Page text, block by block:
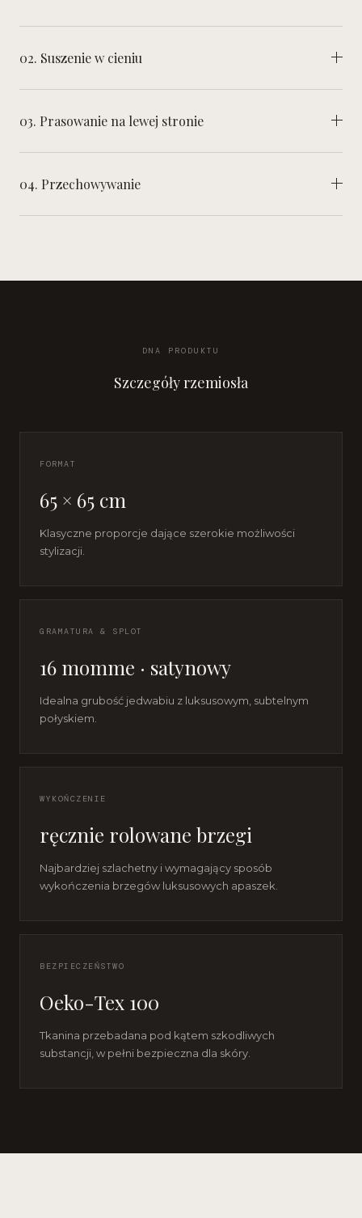
02. Suszenie w cieniu
03. Prasowanie na lewej stronie
04. Przechowywanie
DNA PRODUKTU
Szczegóły rzemiosła
FORMAT
65 × 65 cm
Klasyczne proporcje dające szerokie możliwości
stylizacji.
GRAMATURA & SPLOT
16 momme · satynowy
Idealna grubość jedwabiu z luksusowym, subtelnym
połyskiem.
WYKOŃCZENIE
ręcznie rolowane brzegi
Najbardziej szlachetny i wymagający sposób
wykończenia brzegów luksusowych apaszek.
BEZPIECZEŃSTWO
Oeko-Tex 100
Tkanina przebadana pod kątem szkodliwych
substancji, w pełni bezpieczna dla skóry.